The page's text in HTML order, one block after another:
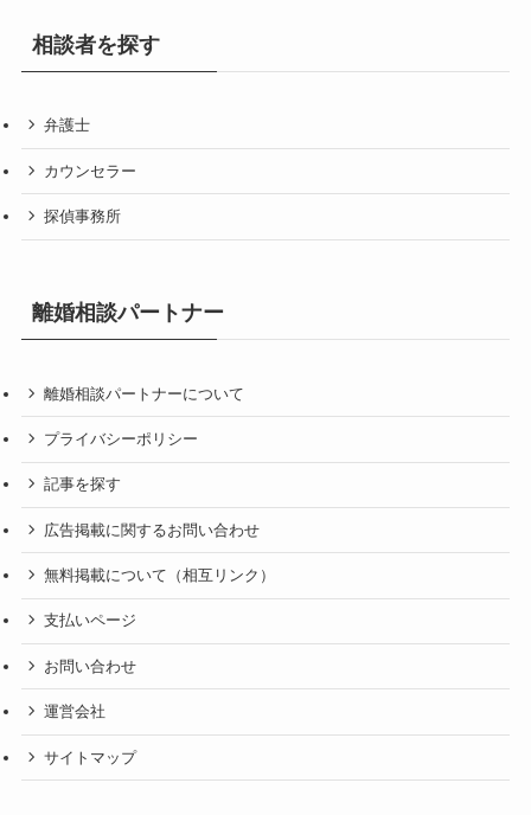
相談者を探す
弁護士
カウンセラー
探偵事務所
離婚相談パートナー
離婚相談パートナーについて
プライバシーポリシー
記事を探す
広告掲載に関するお問い合わせ
無料掲載について（相互リンク）
支払いページ
お問い合わせ
運営会社
サイトマップ